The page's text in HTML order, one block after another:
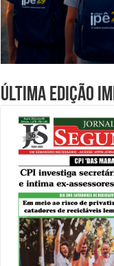
Última edição